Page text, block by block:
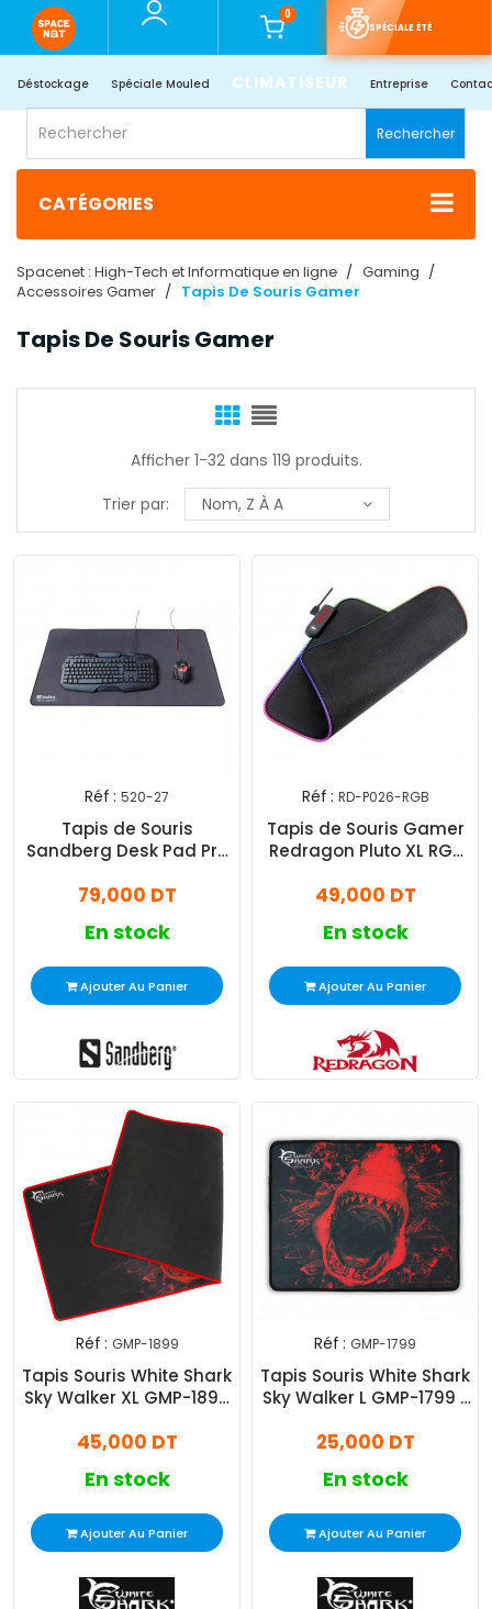
0
SPÉCIALE ÉTÉ
Déstockage Spéciale Mouled CLIMATISEUR Entreprise
Rechercher
CATÉGORIES
Spacenet : High-Tech et Informatique en ligne
Gaming
Accessoires Gamer
Tapis De Souris Gamer
Tapis De Souris Gamer
Afficher 1-32 dans 119 produits.
Trier par:
Nom, Z À A
Réf : 520-27
Tapis de Souris
Sandberg Desk Pad Pro
79,000 DT
En stock
Ajouter Au Panier
Réf : RD-P026-RGB
Tapis de Souris Gamer
Redragon Pluto XL RGB
49,000 DT
En stock
Ajouter Au Panier
Réf : GMP-1899
Tapis Souris White Shark
Sky Walker XL GMP-1899
45,000 DT
En stock
Ajouter Au Panier
Réf : GMP-1799
Tapis Souris White Shark
Sky Walker L GMP-1799 -
25,000 DT
En stock
Ajouter Au Panier